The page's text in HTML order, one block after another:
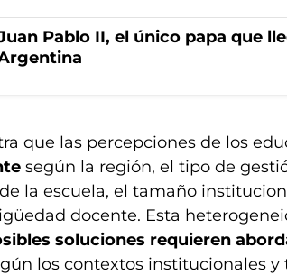
Pablo II, el único papa que
que las percepciones de los
según la región, el tipo de
la escuela, el tamaño
docente. Esta
soluciones requieren
los contextos institucionales y